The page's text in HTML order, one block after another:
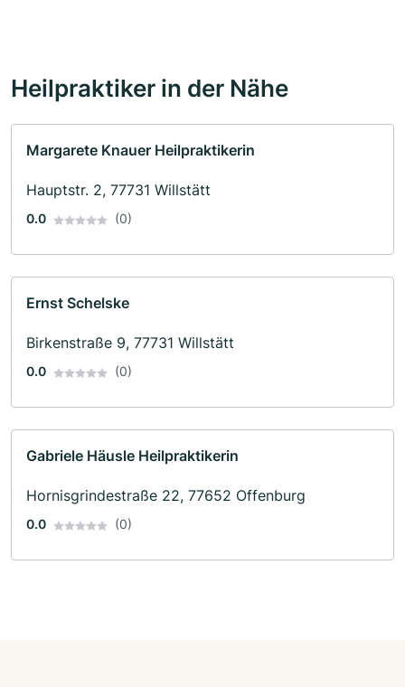
Heilpraktiker in der Nähe
Margarete Knauer Heilpraktikerin
Hauptstr. 2, 77731 Willstätt
0.0 (0)
Ernst Schelske
Birkenstraße 9, 77731 Willstätt
0.0 (0)
Gabriele Häusle Heilpraktikerin
Hornisgrindestraße 22, 77652 Offenburg
0.0 (0)